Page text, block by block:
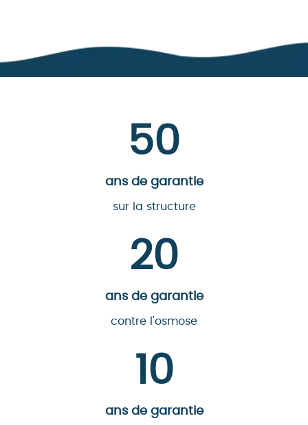
50
ans de garantie
sur la structure
20
ans de garantie
contre l'osmose
10
ans de garantie